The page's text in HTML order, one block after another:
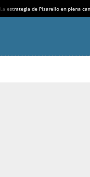
La estrategia de Pisarello en plena